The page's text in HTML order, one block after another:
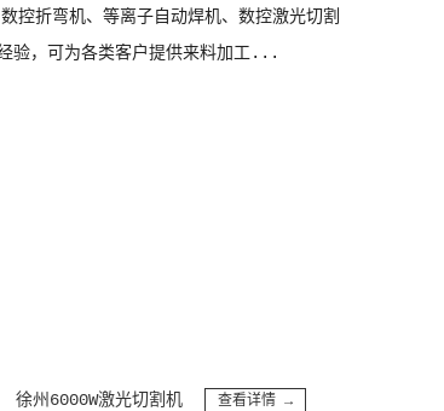
控折弯机、等离子自动焊机、数控激光切割
验，可为各类客户提供来料加工...
查看详情 →
6000W激光切割机